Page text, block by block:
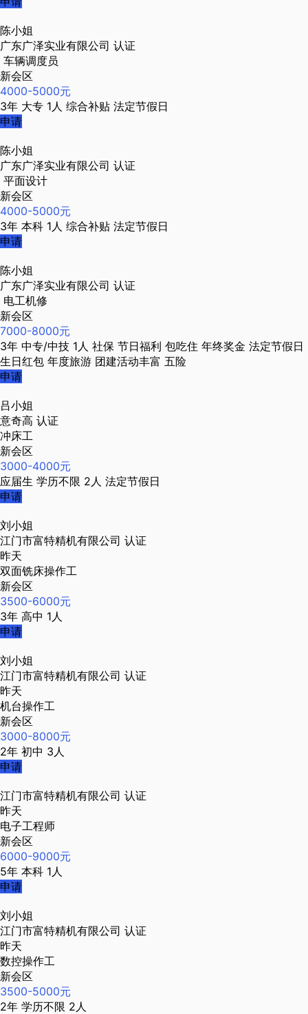
陈小姐
广东广泽实业有限公司 认证
车辆调度员
新会区
4000-5000元
3年 大专 1人 综合补贴 法定节假日
申请
陈小姐
广东广泽实业有限公司 认证
平面设计
新会区
4000-5000元
3年 本科 1人 综合补贴 法定节假日
申请
陈小姐
广东广泽实业有限公司 认证
电工机修
新会区
7000-8000元
3年 中专/中技 1人 社保 节日福利 包吃住 年终奖金 法定节假日
生日红包 年度旅游 团建活动丰富 五险
申请
吕小姐
意奇高 认证
冲床工
新会区
3000-4000元
应届生 学历不限 2人 法定节假日
申请
刘小姐
江门市富特精机有限公司 认证
昨天
双面铣床操作工
新会区
3500-6000元
3年 高中 1人
申请
刘小姐
江门市富特精机有限公司 认证
昨天
机台操作工
新会区
3000-8000元
2年 初中 3人
申请
江门市富特精机有限公司 认证
昨天
电子工程师
新会区
6000-9000元
5年 本科 1人
申请
刘小姐
江门市富特精机有限公司 认证
昨天
数控操作工
新会区
3500-5000元
2年 学历不限 2人